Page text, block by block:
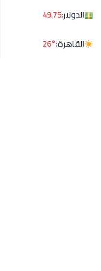
الدولار:49.75
القاهرة:26°